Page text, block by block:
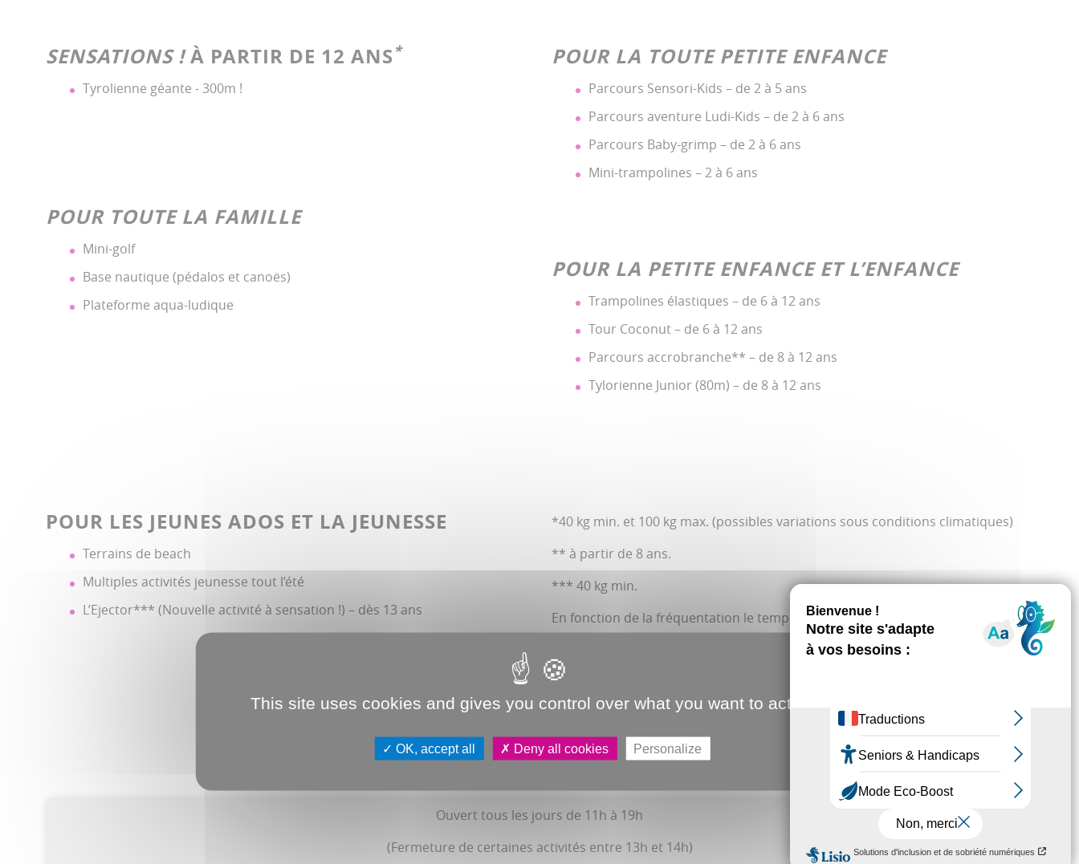
SENSATIONS !À PARTIR DE 12 ANS*
Tyrolienne géante - 300m !
POUR TOUTE LA FAMILLE
Mini-golf
Base nautique (pédalos et canoës)
Plateforme aqua-ludique
POUR LA TOUTE PETITE ENFANCE
Parcours Sensori-Kids – de 2 à 5 ans
Parcours aventure Ludi-Kids – de 2 à 6 ans
Parcours Baby-grimp – de 2 à 6 ans
Mini-trampolines – 2 à 6 ans
POUR LA PETITE ENFANCE ET L’ENFANCE
Trampolines élastiques – de 6 à 12 ans
Tour Coconut – de 6 à 12 ans
Parcours accrobranche** – de 8 à 12 ans
Tylorienne Junior (80m) – de 8 à 12 ans
POUR LES JEUNES ADOS ET LA JEUNESSE
Terrains de beach
Multiples activités jeunesse tout l’été
L’Ejector*** (Nouvelle activité à sensation !) – dès 13 ans
*40 kg min. et 100 kg max. (possibles variations sous conditions climatiques)
** à partir de 8 ans.
*** 40 kg min.
En fonction de la fréquentation le temps d’attente peut être important.
En raison de l’organisation du feu d’artifice : fermeture de la tyrolienne géante
le 12 juillet et fermeture de l’ensemble des activités le 13 juillet.
Ouvert tous les jours de 11h à 19h
(Fermeture de certaines activités entre 13h et 14h)
This site uses cookies and gives you control over what you want to activate
OK, accept all Deny all cookies Personalize